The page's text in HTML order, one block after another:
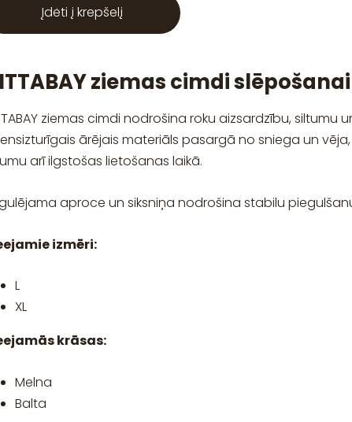
Įdėti į krepšelį
ziemas cimdi
ziemas cimdi nodrošina roku aizsardzību,
ārējais materiāls pasargā no sniega un
arī ilgstošas lietošanas laikā.
aproce un siksniņa nodrošina stabilu
izmēri:
L
XL
krāsas:
Melna
Balta